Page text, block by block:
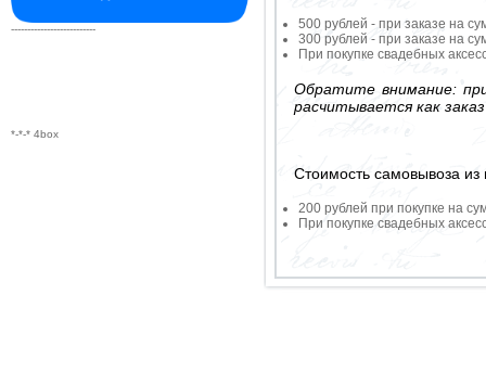
--------------------------
*-*-* 4box
500 рублей - при заказе на
300 рублей - при заказе на
При покупке свадебных
Обратите внимание:
расчитывается как
Стоимость самовывоза из
200 рублей при покупке на
При покупке свадебных